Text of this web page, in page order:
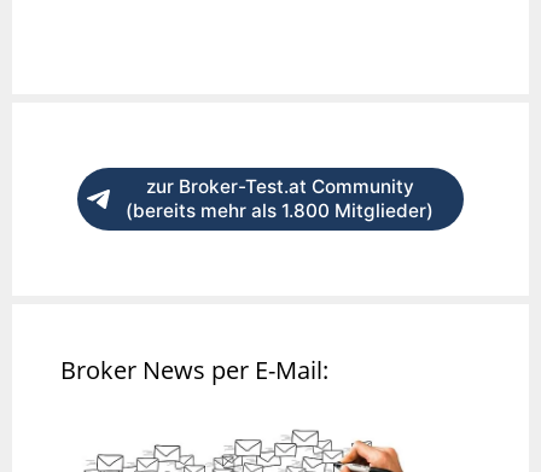
zur Broker-Test.at Community
(bereits mehr als 1.800 Mitglieder)
Broker News per E-Mail: